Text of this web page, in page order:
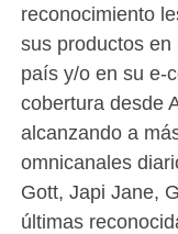
reconocimiento
sus productos
país y/o en su e-
cobertura desde
alcanzando a
omnicanales
Gott, Japi Jane,
últimas